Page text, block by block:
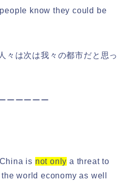
know they could be
々は次は我々の都市だと思っ
ーーーーー
is not only a threat to
the world economy as well